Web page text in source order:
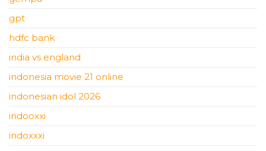
gpt
hdfc bank
india vs england
indonesia movie 21 online
indonesian idol 2026
indooxxi
indoxxxi